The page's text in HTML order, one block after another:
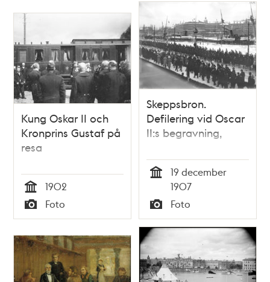
Kung Oskar II och
Kronprins Gustaf på
resa
Tid
1902
Typ
Foto
Skeppsbron.
Defilering vid Oscar
II:s begravning,
19 december
1907
Typ
Foto